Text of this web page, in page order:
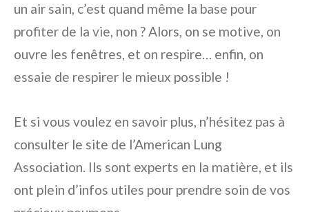
un air sain, c’est quand même la base pour
profiter de la vie, non ? Alors, on se motive, on
ouvre les fenêtres, et on respire… enfin, on
essaie de respirer le mieux possible !
Et si vous voulez en savoir plus, n’hésitez pas à
consulter le site de l’American Lung
Association. Ils sont experts en la matière, et ils
ont plein d’infos utiles pour prendre soin de vos